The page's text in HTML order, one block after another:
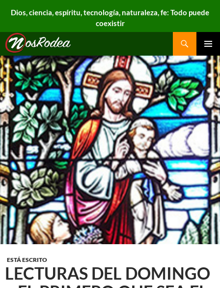
Dios, ciencia, espíritu, tecnología, naturaleza, fe: Todo puede
coexistir
Nos Rodea
Search
MENU
ESTÁ ESCRITO
LECTURAS DEL DOMINGO